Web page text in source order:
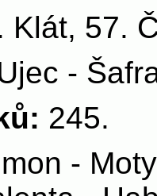
Klát, 57.
-
245.
-